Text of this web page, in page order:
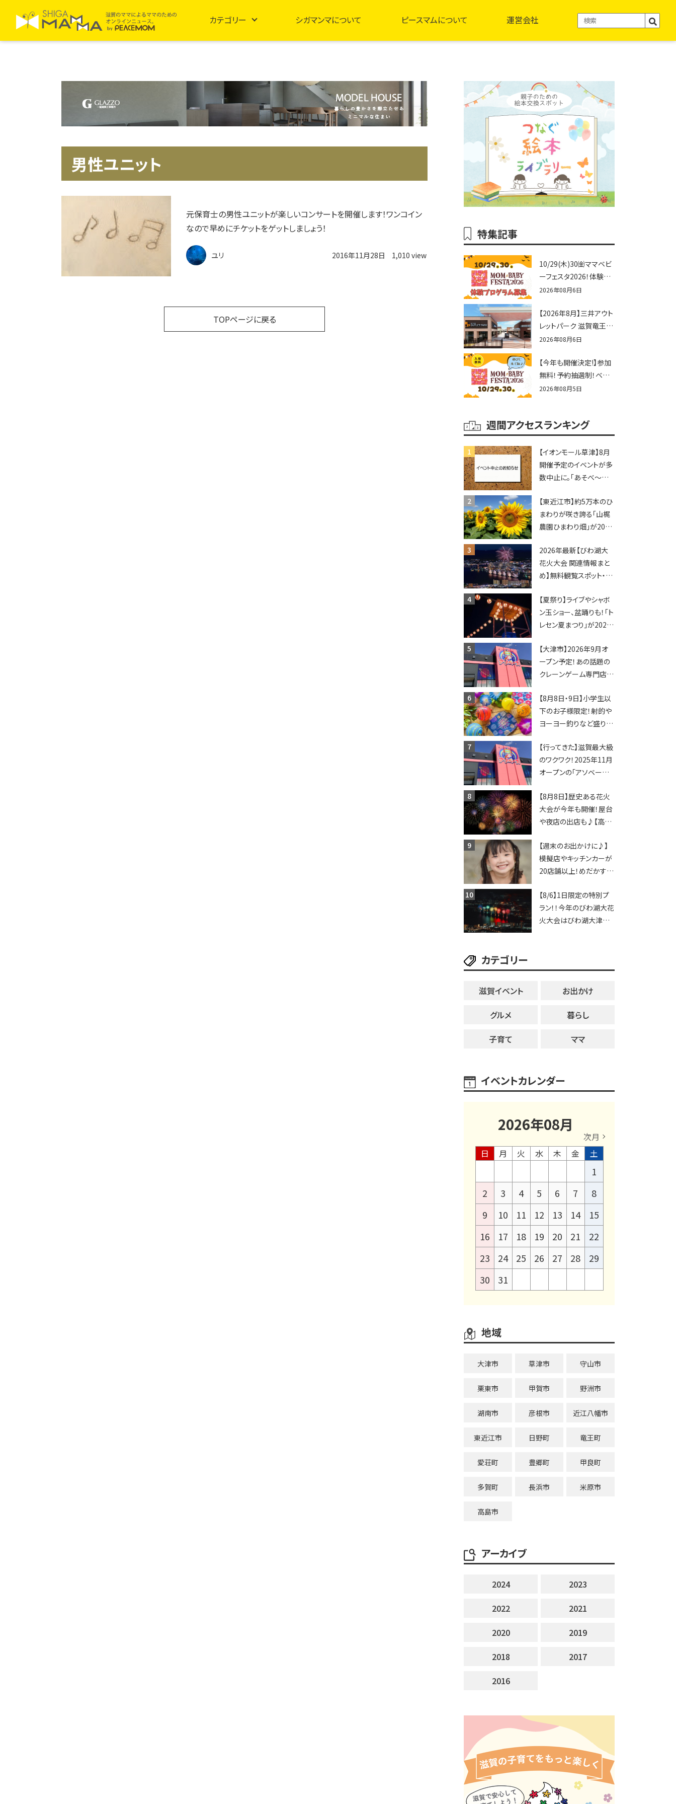
カテゴリー シガマンマについて ピースマムについて 運営会社
男性ユニット
元保育士の男性ユニットが楽しいコンサートを開催します！ワンコイン
なので早めにチケットをゲットしましょう！
ユリ 2016年11月28日 1,010 view
TOPページに戻る
特集記事
10/29(木)30㈮ママベビ
ーフェスタ2026！体験プ
ログラム募集♪赤ちゃん
せんか？
2026年08月6日
【2026年8月】三井アウト
レットパーク 滋賀竜王の
夏休みイベントまとめ！
辛グルメ・フォトコンテス
トまで盛りだくさん！
2026年08月6日
【今年も開催決定!】参加
無料！予約抽選制！ベビ
ーファミリー必見☆入場
2026！親子で楽しもう
♪inピエリ守山
2026年08月5日
週間アクセスランキング
【イオンモール草津】8月
開催予定のイベントが多
数中止に。「あそべ〜る
ショーなど
【東近江市】約5万本のひ
まわりが咲き誇る「山梶
農園ひまわり畑」が2026
ポットやキッチンカーも
登場！何度も入園できる
フリーパスも販売★
2026年最新【びわ湖大
花火大会 関連情報まと
め】無料観覧スポット・同
ップ・交通規制に近隣施
設の駐車場情報なども
要チェック★
【夏祭り】ライブやシャボ
ン玉ショー、盆踊りも！「ト
レセン夏まつり」が2026
【大津市】2026年9月オ
ープン予定！あの話題の
クレーンゲーム専門店
ってくる！豊郷店に続く滋
賀2店舗目★
【8月8日・9日】小学生以
下のお子様限定！射的や
ヨーヨー釣りなど盛りだ
ちびっこ縁日開催♪【モリ
ーブ】
【行ってきた】滋賀最大級
のワクワク！2025年11月
オープンの「アソベース
レーンゲームで青果や日
用品までゲットできる新
スポット！
【8月8日】歴史ある花火
大会が今年も開催！屋台
や夜店の出店も♪【高宮
【週末のお出かけに♪】
模擬店やキッチンカーが
20店舗以上！めだかすく
ソングライターによるライ
ブなど。【和邇ふれあい夏
祭り】
【8/6】1日限定の特別プ
ラン！！今年のびわ湖大花
火大会はびわ湖大津プリ
カテゴリー
滋賀イベント
お出かけ
グルメ
暮らし
子育て
ママ
イベントカレンダー
2026年08月
次月
日
月 火 水 木 金 土
1
2
3 4 5 6 7
8
9
10 11 12 13 14
15
16
17 18 19 20 21
22
23
24 25 26 27 28
29
30
31
地域
大津市 草津市 守山市
栗東市 甲賀市 野洲市
湖南市 彦根市 近江八幡市
東近江市 日野町 竜王町
愛荘町 豊郷町 甲良町
多賀町 長浜市 米原市
高島市
アーカイブ
2024
2023
2022
2021
2020
2019
2018
2017
2016